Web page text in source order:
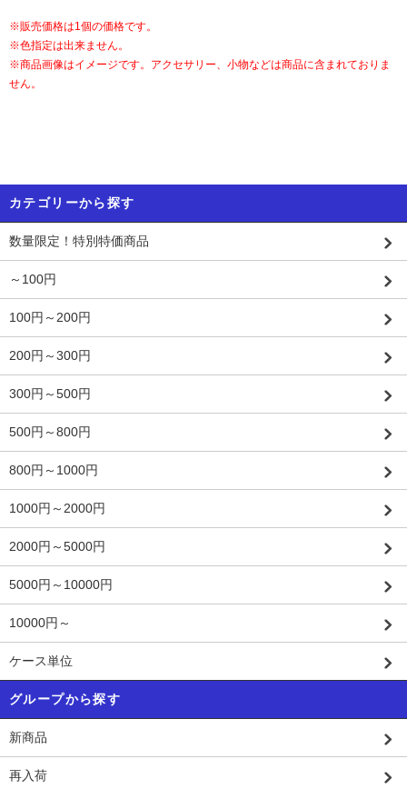
※販売価格は1個の価格です。
※色指定は出来ません。
※商品画像はイメージです。アクセサリー、小物などは商品に含まれておりま
せん。
カテゴリーから探す
数量限定！特別特価商品
～100円
100円～200円
200円～300円
300円～500円
500円～800円
800円～1000円
1000円～2000円
2000円～5000円
5000円～10000円
10000円～
ケース単位
グループから探す
新商品
再入荷